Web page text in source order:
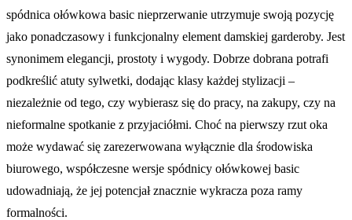
spódnica ołówkowa basic nieprzerwanie utrzymuje swoją pozycję
jako ponadczasowy i funkcjonalny element damskiej garderoby. Jest
synonimem elegancji, prostoty i wygody. Dobrze dobrana potrafi
podkreślić atuty sylwetki, dodając klasy każdej stylizacji –
niezależnie od tego, czy wybierasz się do pracy, na zakupy, czy na
nieformalne spotkanie z przyjaciółmi. Choć na pierwszy rzut oka
może wydawać się zarezerwowana wyłącznie dla środowiska
biurowego, współczesne wersje spódnicy ołówkowej basic
udowadniają, że jej potencjał znacznie wykracza poza ramy
formalności.